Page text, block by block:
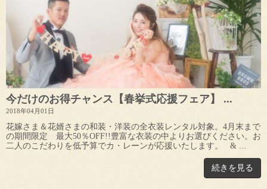
今だけのお得チャンス【春挙式応援フェア】 ...
2018年04月01日
花嫁さま＆花婿さまの和装・洋装の全衣装レンタル対象。4月末まで
の期間限定 最大50％OFF!!豊富な衣装の中よりお選びください。お
二人のこだわりを低予算でカ・レーンが応援いたします。 & ...
続きを見る